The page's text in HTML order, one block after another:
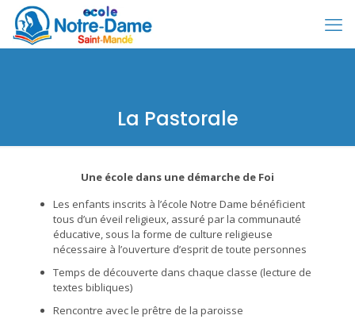
La Pastorale
Une école dans une démarche de Foi
Les enfants inscrits à l’école Notre Dame bénéficient
tous d’un éveil religieux, assuré par la communauté
éducative, sous la forme de culture religieuse
nécessaire à l’ouverture d’esprit de toute personnes
Temps de découverte dans chaque classe (lecture de
textes bibliques)
Rencontre avec le prêtre de la paroisse